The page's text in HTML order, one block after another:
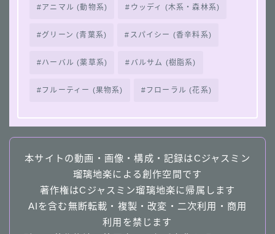
アニマル (動物系) ウッディ (木系・森林系)
グリーン (青葉系) スパイシー (香辛料系)
ハーバル (薬草系) バルサム (樹脂系)
フルーティー (果物系) フローラル (花系)
本サイトの動画・画像・構成・記録はCジャスミン
瑠璃地楽による創作空間です
著作権はCジャスミン瑠璃地楽に帰属します
AIを含む無断転載・複製・改変・二次利用・商用
利用を禁じます